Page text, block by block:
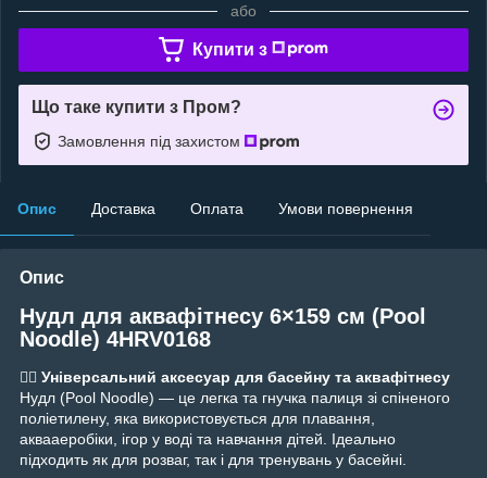
або
Купити з
Що таке купити з Пром?
Замовлення під захистом
Опис Доставка Оплата Умови повернення
Опис
Нудл для аквафітнесу 6×159 см (Pool
Noodle) 4HRV0168
🏊‍♂️ Універсальний аксесуар для басейну та аквафітнесу
Нудл (Pool Noodle) — це легка та гнучка палиця зі спіненого
поліетилену, яка використовується для плавання,
аквааеробіки, ігор у воді та навчання дітей. Ідеально
підходить як для розваг, так і для тренувань у басейні.